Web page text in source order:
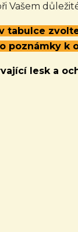
Vašem
tabulce
poznámky k
lesk a